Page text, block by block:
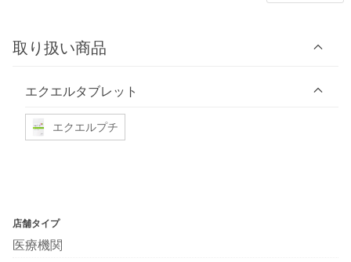
取り扱い商品
エクエルタブレット
エクエルプチ
店舗タイプ
医療機関